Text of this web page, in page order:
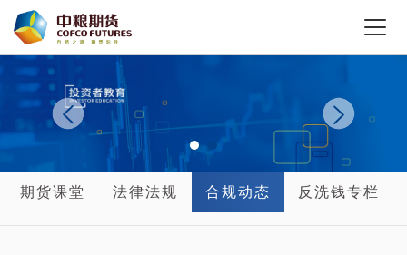
期货课堂 法律法规 合规动态 反洗钱专栏